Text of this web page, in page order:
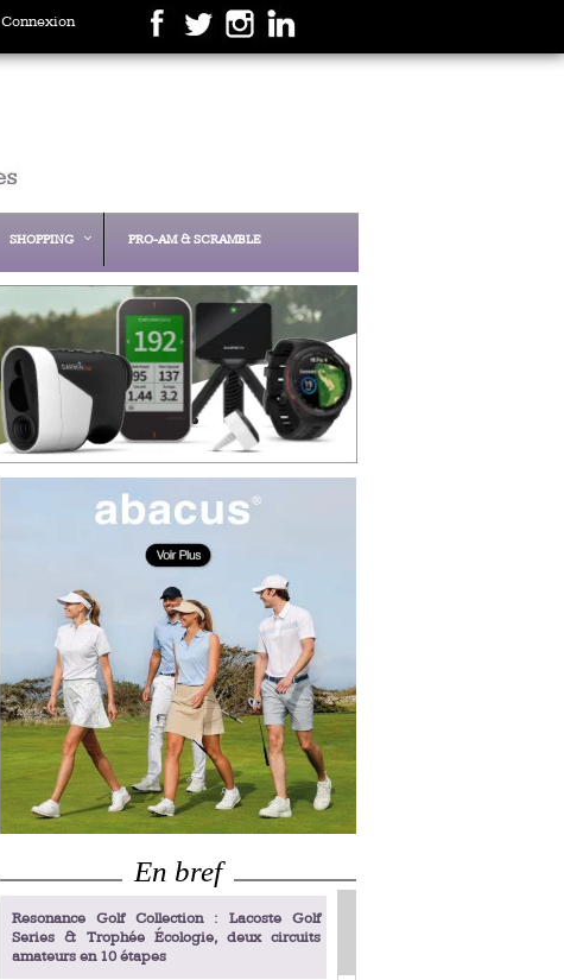
Connexion
SHOPPING PRO-AM & SCRAMBLE
En bref
Resonance Golf Collection : Lacoste Golf
Series & Trophée Écologie, deux circuits
amateurs en 10 étapes